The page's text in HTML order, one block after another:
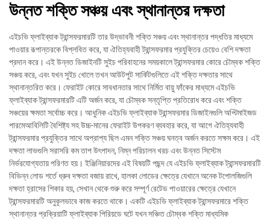
উন্নত শক্তি সঞ্চয় এবং স্থানান্তর দক্ষতা
এইচভি ফ্লাইব্যাক ট্রান্সফরমারটি তার উদ্ভাবনী শক্তি সঞ্চয় এবং স্থানান্তর পদ্ধতির মাধ্যমে
পাওয়ার রূপান্তরকে বিপ্লবিত করে, যা ঐতিহ্যবাহী ট্রান্সফরমার প্রযুক্তির চেয়েও বেশি দক্ষতা
প্রদান করে। এই উন্নত ডিজাইনটি সুইচ পরিবাহনের সময়কালে ট্রান্সফরমার কোরে চৌম্বক শক্তি
সঞ্চয় করে, এবং যখন সুইচ খোলে তখন আউটপুট সার্কিটগুলিতে এই শক্তি দক্ষতার সাথে
স্থানান্তরিত করে। ফেরাইট কোরে সাবধানতার সাথে নির্মিত বায়ু ফাঁকের মাধ্যমে এইচভি
ফ্লাইব্যাক ট্রান্সফরমারটি এটি অর্জন করে, যা চৌম্বক সন্তৃপ্তি প্রতিরোধ করে এবং শক্তি
সঞ্চয়ের ক্ষমতা সর্বোচ্চ করে। আধুনিক এইচভি ফ্লাইব্যাক ট্রান্সফরমার ডিজাইনগুলি অপ্টিমাইজড
পারমেআবিলিটি বৈশিষ্ট্য সহ উচ্চ-মানের ফেরাইট উপকরণ ব্যবহার করে, যা আগে ঐতিহ্যবাহী
ট্রান্সফরমার প্রযুক্তির সাথে অপ্রাপ্য ছিল এমন শক্তি সঞ্চয় ঘনত্ব অর্জন করতে সক্ষম করে। এই
দক্ষতা লাভগুলি সরাসরি কম তাপ উৎপাদন, নিম্ন পরিচালন খরচ এবং উন্নত সিস্টেম
নির্ভরযোগ্যতায় পরিণত হয়। ইঞ্জিনিয়ারদের এই বিষয়টি পছন্দ যে এইচভি ফ্লাইব্যাক ট্রান্সফরমারটি
বিভিন্ন লোড শর্তে ধ্রুব দক্ষতা বজায় রাখে, হালকা লোডের ক্ষেত্রে যেখানে অনেক টপোলজিগুলি
দক্ষতা হ্রাসের শিকার হয়, সেখান থেকে শুরু করে সম্পূর্ণ রেটেড পাওয়ারের ক্ষেত্রে যেখানে
ট্রান্সফরমারটি অনুকূলভাবে কাজ করতে থাকে। একটি এইচভি ফ্লাইব্যাক ট্রান্সফরমারে শক্তি
স্থানান্তর প্রক্রিয়াটি ফ্লাইব্যাক পিরিয়ডে ঘটে যখন সঞ্চিত চৌম্বক শক্তি মাধ্যমিক